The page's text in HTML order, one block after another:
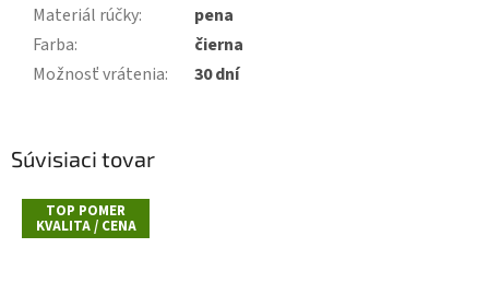
Súvisiaci tovar
TOP POMER
KVALITA / CENA
Materiál rúčky:
pena
Farba:
čierna
Možnosť vrátenia: 30 dní